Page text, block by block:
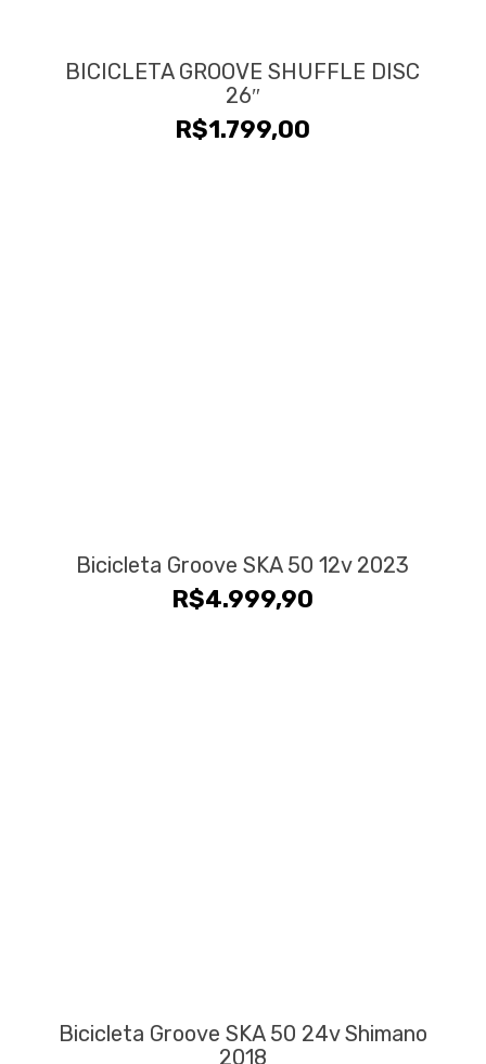
BICICLETA GROOVE SHUFFLE DISC
26″
R$1.799,00
Bicicleta Groove SKA 50 12v 2023
R$4.999,90
Bicicleta Groove SKA 50 24v Shimano
2018